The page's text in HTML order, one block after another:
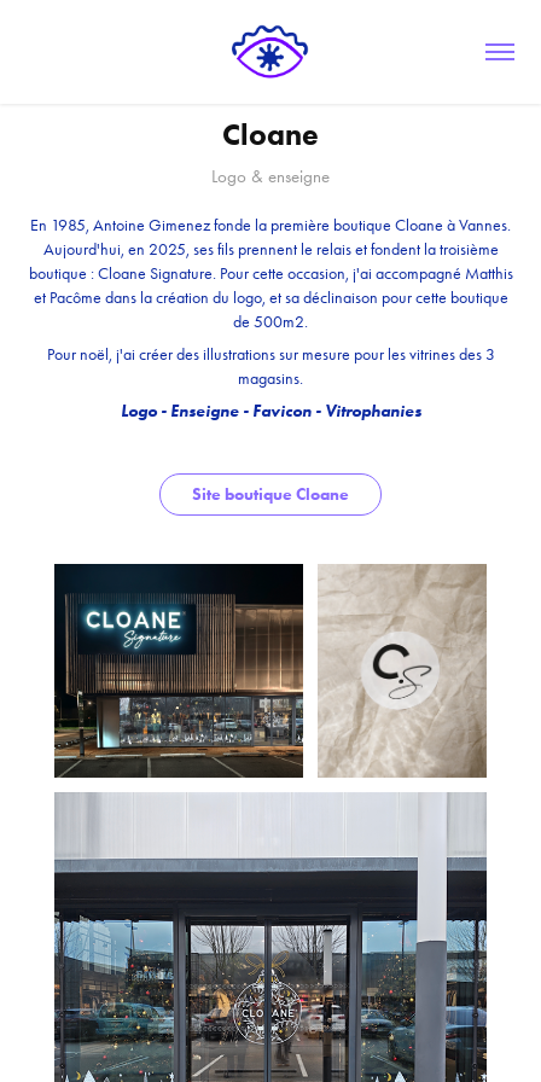
Cloane
Logo & enseigne
En 1985, Antoine Gimenez fonde la première boutique Cloane à Vannes.
Aujourd'hui, en 2025, ses fils prennent le relais et fondent la troisième
boutique : Cloane Signature. Pour cette occasion, j'ai accompagné Matthis
et Pacôme dans la création du logo, et sa déclinaison pour cette boutique
de 500m2.
Pour noël, j'ai créer des illustrations sur mesure pour les vitrines des 3
magasins.
Logo - Enseigne - Favicon - Vitrophanies
Site boutique Cloane